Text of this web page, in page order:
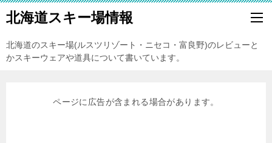
北海道スキー場情報
北海道のスキー場(ルスツリゾート・ニセコ・富良野)のレビューと
かスキーウェアや道具について書いています。
ページに広告が含まれる場合があります。